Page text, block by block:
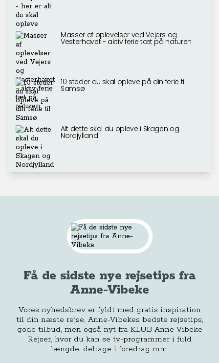
Masser af oplevelser ved Vejers og
Vesterhavet - aktiv ferie tæt på naturen
10 steder du skal opleve på din ferie til
Samsø
Alt dette skal du opleve i Skagen og
Nordjylland
Få de sidste nye rejsetips fra
Anne-Vibeke
Vores nyhedsbrev er fyldt med gratis inspiration
til din næste rejse, Anne-Vibekes bedste rejsetips,
gode tilbud, men også nyt fra KLUB Anne Vibeke
Rejser, hvor du kan se tv-programmer i fuld
længde, deltage i foredrag mm.